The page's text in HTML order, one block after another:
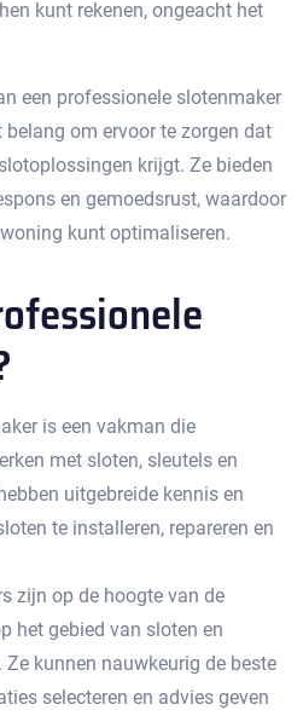
kunt rekenen, ongeacht het
een professionele slotenmaker
om ervoor te zorgen dat
krijgt. Ze bieden
en gemoedsrust, waardoor
kunt optimaliseren.
is een vakman die
met sloten, sleutels en
uitgebreide kennis en
te installeren, repareren en
zijn op de hoogte van de
het gebied van sloten en
kunnen nauwkeurig de beste
selecteren en advies geven